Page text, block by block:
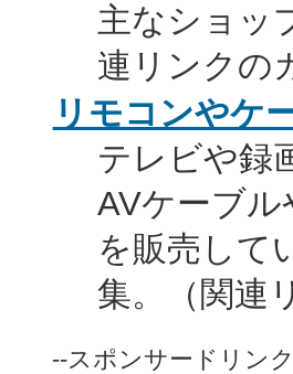
主なショッ
連リンクの
リモコンやケ
テレビや録
AVケーブ
を販売して
集。（関連
--スポンサードリン